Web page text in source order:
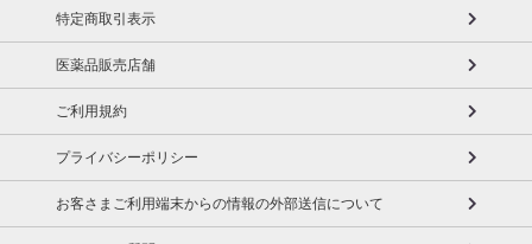
※お支払い方法は、電話料金合算払い、クレジットカード払い、dポ
イントがご利用いただけます。
【発送・お届け・商品について】
※お申込み頂きました商品の同梱、お届けの日時指定はいたしかね
ます。
※お客様のご都合でお受取りいただけない場合、商品の再発送や返
金はいたしかねます。
また、お届け日時のご指定は、お受けできません。宅配業者からの
特定商取引表示
医薬品販売店舗
ご利用規約
プライバシーポリシー
お客さまご利用端末からの情報の外部送信について